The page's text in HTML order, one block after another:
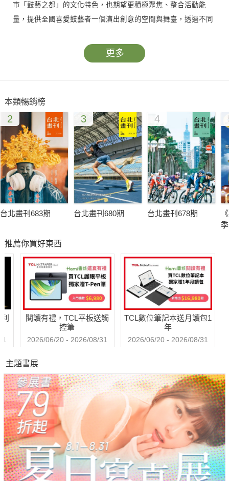
市「鼓藝之都」的文化特色，也期望更積極聚焦、整合活動能
量，提供全國喜愛鼓藝者一個演出創意的空間與舞臺，透過不同
新北市立黃金博物館延續過去四屆全國金屬工藝大賽之經驗，將
交流，催生出具時代感及不同文化特質的創意作品。
繼2013 年「日舞前進計畫 臺灣巡迴影展」首次舉辦，獲得熱烈
的回響之後，2014 年計畫把臺灣作為亞洲的巡迴重點，其中新
北市更榮獲日舞國際巡迴影展選為在臺的開幕首站，將於5 月1
日至5 月4 日在府中15 ─新北市紀錄片放映院舉行開幕首映，藉
由結合在地的紀錄片工作者及影視文創產業的能量，將日舞影展
的精神與八部精選的紀錄片分享給新北市的觀眾。
業博物館特別規劃了「茶農市集，品嘗最道地的茶農故事」系列
活動，安排各地茶農輪流駐館說茶，並呈現自家文物、照片等，
讓民眾與茶農近距離接觸，讓您在品茗之餘，也能體驗不同氛圍
的茶農故事。
在溫暖和煦的時節，觀賞精采絕倫的鼓藝演出，開展金工的無限
更多
本類暢銷榜
2
台北畫刊683期
3
台北畫刊680期
4
台北畫刊678期
推薦你買好東西
閱讀有禮，TCL平板送觸
控筆
2026/06/20 - 2026/08/31
TCL數位筆記本送月讀包1
年
2026/06/20 - 2026/08/31
主題書展